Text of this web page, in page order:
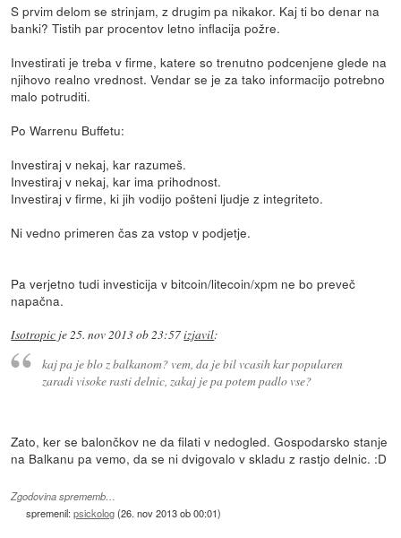
S prvim delom se strinjam, z drugim pa nikakor. Kaj ti bo denar na
banki? Tistih par procentov letno inflacija požre.
Investirati je treba v firme, katere so trenutno podcenjene glede na
njihovo realno vrednost. Vendar se je za tako informacijo potrebno
malo potruditi.
Po Warrenu Buffetu:
Investiraj v nekaj, kar razumeš.
Investiraj v nekaj, kar ima prihodnost.
Investiraj v firme, ki jih vodijo pošteni ljudje z integriteto.
Ni vedno primeren čas za vstop v podjetje.
Pa verjetno tudi investicija v bitcoin/litecoin/xpm ne bo preveč
napačna.
Isotropic je25. nov 2013 ob 23:57izjavil:
kaj pa je blo z balkanom? vem, da je bil vcasih kar popularen
zaradi visoke rasti delnic, zakaj je pa potem padlo vse?
Zato, ker se balončkov ne da filati v nedogled. Gospodarsko stanje
na Balkanu pa vemo, da se ni dvigovalo v skladu z rastjo delnic. :D
Zgodovina sprememb…
spremenil:psickolog(26. nov 2013 ob 00:01)